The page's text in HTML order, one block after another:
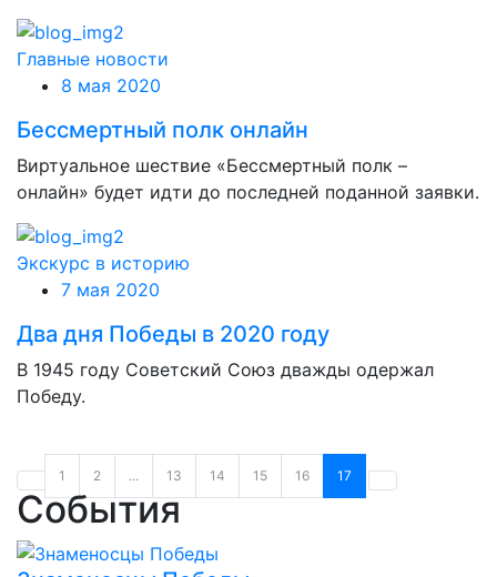
Главные новости
8 мая 2020
Бессмертный полк онлайн
Виртуальное шествие «Бессмертный полк –
онлайн» будет идти до последней поданной заявки.
Экскурс в историю
7 мая 2020
Два дня Победы в 2020 году
В 1945 году Советский Союз дважды одержал
Победу.
1 2 ... 13 14 15 16 17
События